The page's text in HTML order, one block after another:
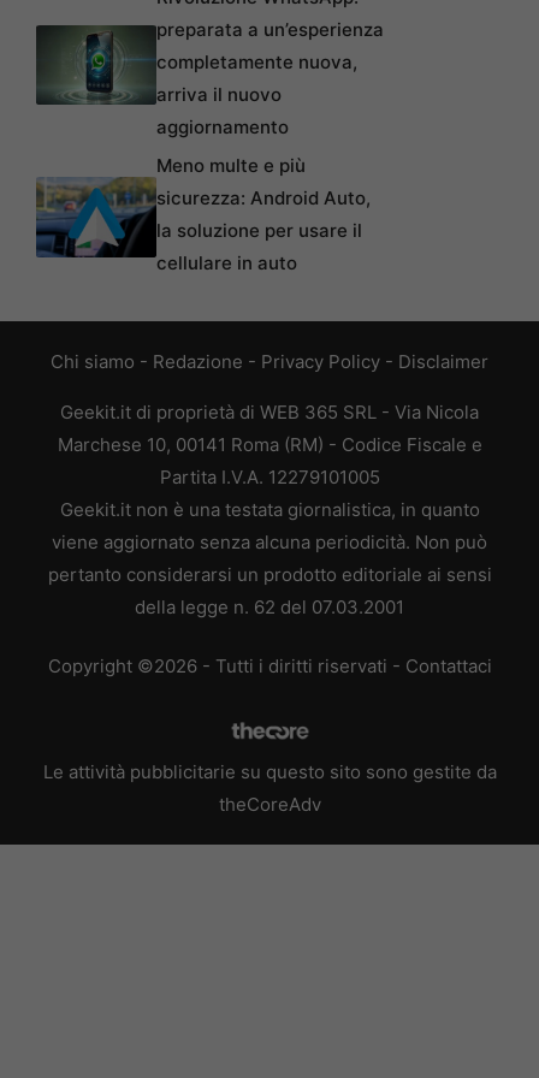
preparata a un’esperienza
completamente nuova,
arriva il nuovo
aggiornamento
Meno multe e più
sicurezza: Android Auto,
la soluzione per usare il
cellulare in auto
Chi siamo - Redazione - Privacy Policy - Disclaimer
Geekit.it di proprietà di WEB 365 SRL - Via Nicola
Marchese 10, 00141 Roma (RM) - Codice Fiscale e
Partita I.V.A. 12279101005
Geekit.it non è una testata giornalistica, in quanto
viene aggiornato senza alcuna periodicità. Non può
pertanto considerarsi un prodotto editoriale ai sensi
della legge n. 62 del 07.03.2001
Copyright ©2026 - Tutti i diritti riservati - Contattaci
Le attività pubblicitarie su questo sito sono gestite da
theCoreAdv